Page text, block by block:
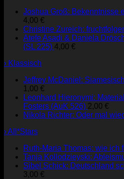
Joshua Groß: Bekenntnisse
4,00 €
Christine Zureich:
Atefe Asadi & Daniela
(SL 225) 4,00 €
› Klassisch
Jeffrey McDaniel:
1,00 €
Leonhard Hieronymi:
Fosters (AuK 526) 2,00 €
Nikola Richter: Oder mal
› All*Stars
Ruth-Maria Thomas: wie ich
Tanja Kollodzieyski:
Sibel Schick: Deutschland
3,00 €